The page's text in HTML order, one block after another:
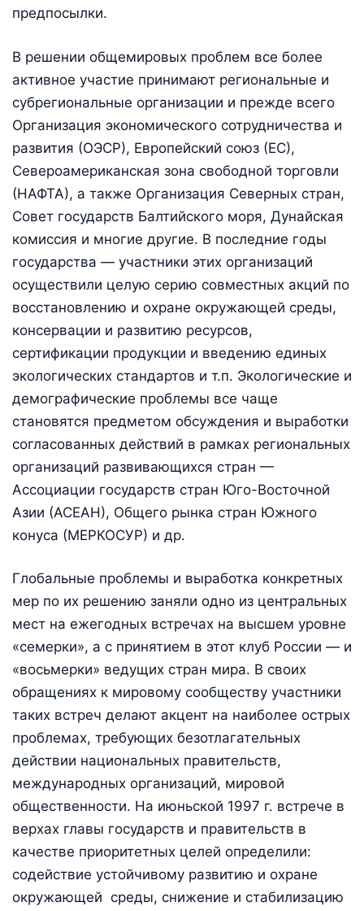
предпосылки.
В решении общемировых проблем все более
активное участие принимают региональные и
субрегиональные организации и прежде всего
Организация экономического сотрудничества и
развития (ОЭСР), Европейский союз (ЕС),
Североамериканская зона свободной торговли
(НАФТА), а также Организация Северных стран,
Совет государств Балтийского моря, Дунайская
комиссия и многие другие. В последние годы
государства — участники этих организаций
осуществили целую серию совместных акций по
восстановлению и охране окружающей среды,
консервации и развитию ресурсов,
сертификации продукции и введению единых
экологических стандартов и т.п. Экологические и
демографические проблемы все чаще
становятся предметом обсуждения и выработки
согласованных действий в рамках региональных
организаций развивающихся стран —
Ассоциации государств стран Юго-Восточной
Азии (АСЕАН), Общего рынка стран Южного
конуса (МЕРКОСУР) и др.
Глобальные проблемы и выработка конкретных
мер по их решению заняли одно из центральных
мест на ежегодных встречах на высшем уровне
«семерки», а с принятием в этот клуб России — и
«восьмерки» ведущих стран мира. В своих
обращениях к мировому сообществу участники
таких встреч делают акцент на наиболее острых
проблемах, требующих безотлагательных
действии национальных правительств,
международных организаций, мировой
общественности. На июньской 1997 г. встрече в
верхах главы государств и правительств в
качестве приоритетных целей определили:
содействие устойчивому развитию и охране
окружающей среды, снижение и стабилизацию